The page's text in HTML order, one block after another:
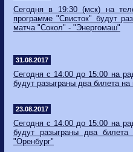
Сегодня в 19:30 (мск) на
программе "Свисток" будут
матча "Сокол" - "Энергомаш"
31.08.2017
Сегодня с 14:00 до 15:00 на
будут разыграны два билета
23.08.2017
Сегодня с 14:00 до 15:00 на
будут разыграны два
"Оренбург"